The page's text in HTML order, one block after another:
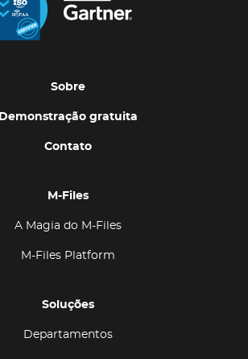
Sobre
Demonstração gratuita
Contato
M-Files
A Magia do M-Files
M-Files Platform
Soluções
Departamentos